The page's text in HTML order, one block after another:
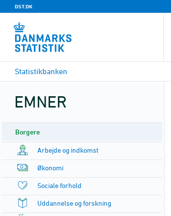
DST.DK
Statistikbanken
EMNER
Borgere
Arbejde og indkomst
Økonomi
Sociale forhold
Uddannelse og forskning